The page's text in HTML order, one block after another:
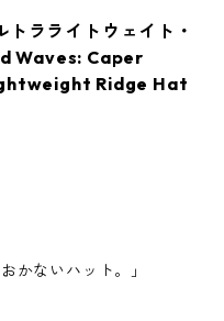
ラライトウェイト・
Waves: Caper
Ridge Hat
かないハット。」